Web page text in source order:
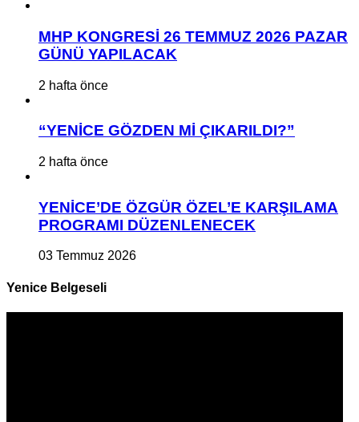
MHP KONGRESİ 26 TEMMUZ 2026 PAZAR
GÜNÜ YAPILACAK
2 hafta önce
“YENİCE GÖZDEN Mİ ÇIKARILDI?”
2 hafta önce
YENİCE’DE ÖZGÜR ÖZEL’E KARŞILAMA
PROGRAMI DÜZENLENECEK
03 Temmuz 2026
Yenice Belgeseli